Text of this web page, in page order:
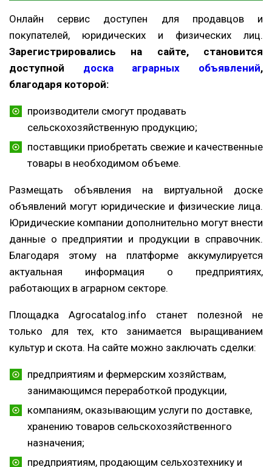
Онлайн сервис доступен для продавцов и
покупателей, юридических и физических лиц.
Зарегистрировались на сайте, становится
доступной доска аграрных объявлений,
благодаря которой:
производители смогут продавать
сельскохозяйственную продукцию;
поставщики приобретать свежие и качественные
товары в необходимом объеме.
Размещать объявления на виртуальной доске
объявлений могут юридические и физические лица.
Юридические компании дополнительно могут внести
данные о предприятии и продукции в справочник.
Благодаря этому на платформе аккумулируется
актуальная информация о предприятиях,
работающих в аграрном секторе.
Площадка Agrocatalog.info станет полезной не
только для тех, кто занимается выращиванием
культур и скота. На сайте можно заключать сделки:
предприятиям и фермерским хозяйствам,
занимающимся переработкой продукции,
компаниям, оказывающим услуги по доставке,
хранению товаров сельскохозяйственного
назначения;
предприятиям, продающим сельхозтехнику и